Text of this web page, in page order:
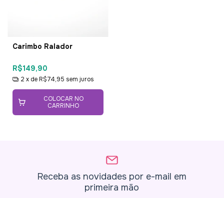
Carimbo Ralador
R$149,90
2 x de R$74,95 sem juros
COLOCAR NO
CARRINHO
Receba as novidades por e-mail em
primeira mão